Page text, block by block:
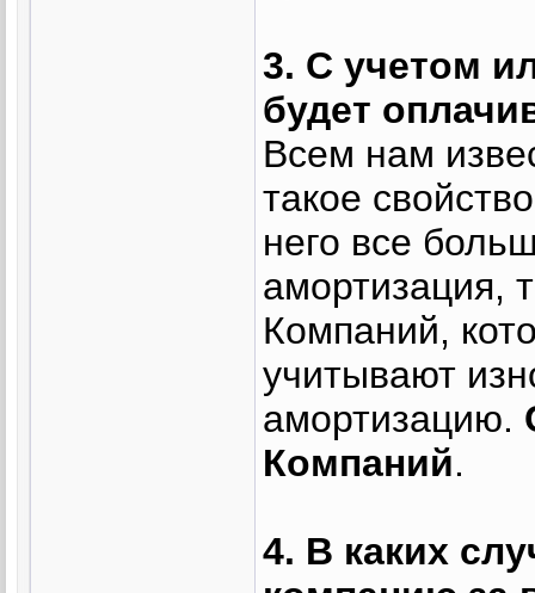
3. С учетом
будет
Всем нам
такое
него все
амортизация,
Компаний,
учитывают
амортизацию.
Компаний.
4. В каких